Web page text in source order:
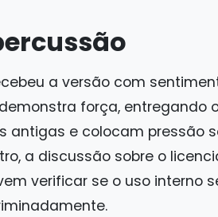
a versão com
força, entregando
antigas e colocam pressão
a discussão sobre o
verificar se o uso interno